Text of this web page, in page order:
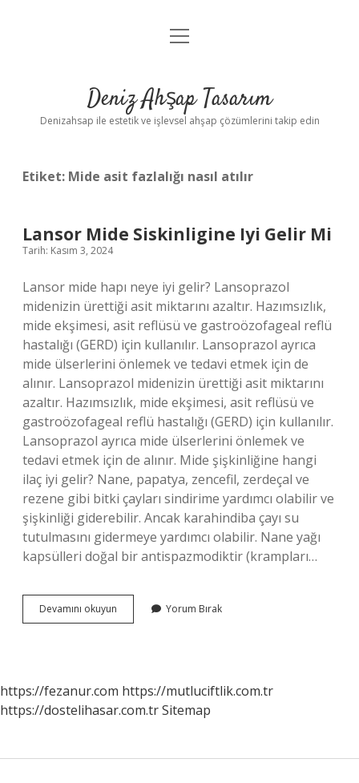
Anasayfa
Yasal Uyarı
menüyü
Deniz Ahşap Tasarım
Denizahsap ile estetik ve işlevsel ahşap çözümlerini takip edin
Etiket: Mide asit fazlalığı nasıl atılır
Lansor Mide Siskinligine Iyi Gelir Mi
Tarih: Kasım 3, 2024
Lansor mide hapı neye iyi gelir? Lansoprazol
midenizin ürettiği asit miktarını azaltır. Hazımsızlık,
mide ekşimesi, asit reflüsü ve gastroözofageal reflü
hastalığı (GERD) için kullanılır. Lansoprazol ayrıca
mide ülserlerini önlemek ve tedavi etmek için de
alınır. Lansoprazol midenizin ürettiği asit miktarını
azaltır. Hazımsızlık, mide ekşimesi, asit reflüsü ve
gastroözofageal reflü hastalığı (GERD) için kullanılır.
Lansoprazol ayrıca mide ülserlerini önlemek ve
tedavi etmek için de alınır. Mide şişkinliğine hangi
ilaç iyi gelir? Nane, papatya, zencefil, zerdeçal ve
rezene gibi bitki çayları sindirime yardımcı olabilir ve
şişkinliği giderebilir. Ancak karahindiba çayı su
tutulmasını gidermeye yardımcı olabilir. Nane yağı
kapsülleri doğal bir antispazmodiktir (krampları…
Devamını okuyun
Mide
Yorum Bırak
https://fezanur.com https://mutluciftlik.com.tr
https://dostelihasar.com.trSitemap